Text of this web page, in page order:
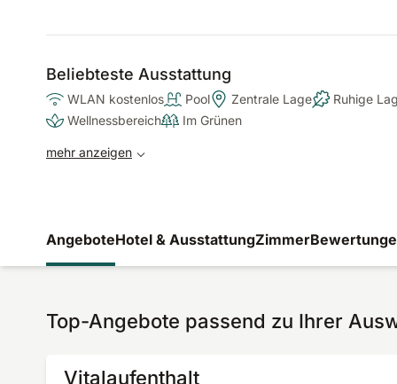
Beliebteste Ausstattung
WLAN kostenlos Pool Zentrale Lage
Ruhige
Wellnessbereich
Im Grünen
mehr anzeigen
AngeboteHotel & AusstattungZimmer
Top-Angebote passend zu Ihrer
Vitalaufenthalt